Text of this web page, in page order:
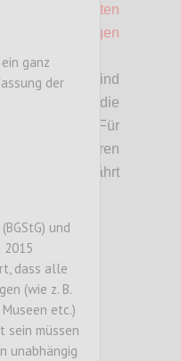
Komponenten
in der jeweiligen
sind
Reinigung sind
in die
aufzunehmen. Für
bis zu deren
gewährt
ganz
der
und
2015
dass alle
(wie z. B.
etc.)
müssen
unabhängig